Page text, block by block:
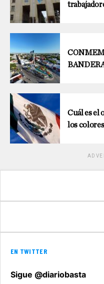
Cuál es el
los
EN TWITTER
Sigue @diariobasta